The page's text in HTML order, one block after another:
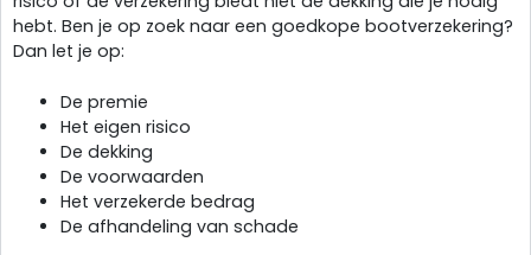
hebt. Ben je op zoek naar een goedkope bootverzekering?
Dan let je op:
De premie
Het eigen risico
De dekking
De voorwaarden
Het verzekerde bedrag
De afhandeling van schade